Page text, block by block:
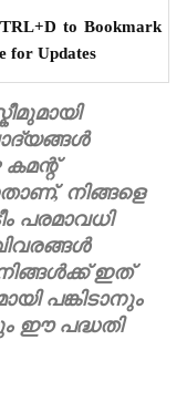
to Bookmark
for Updates
നിങ്ങളെ
പരമാവധി
നിങ്ങൾക്ക് ഇത്
പങ്കിടാനും
ഈ പദ്ധതി